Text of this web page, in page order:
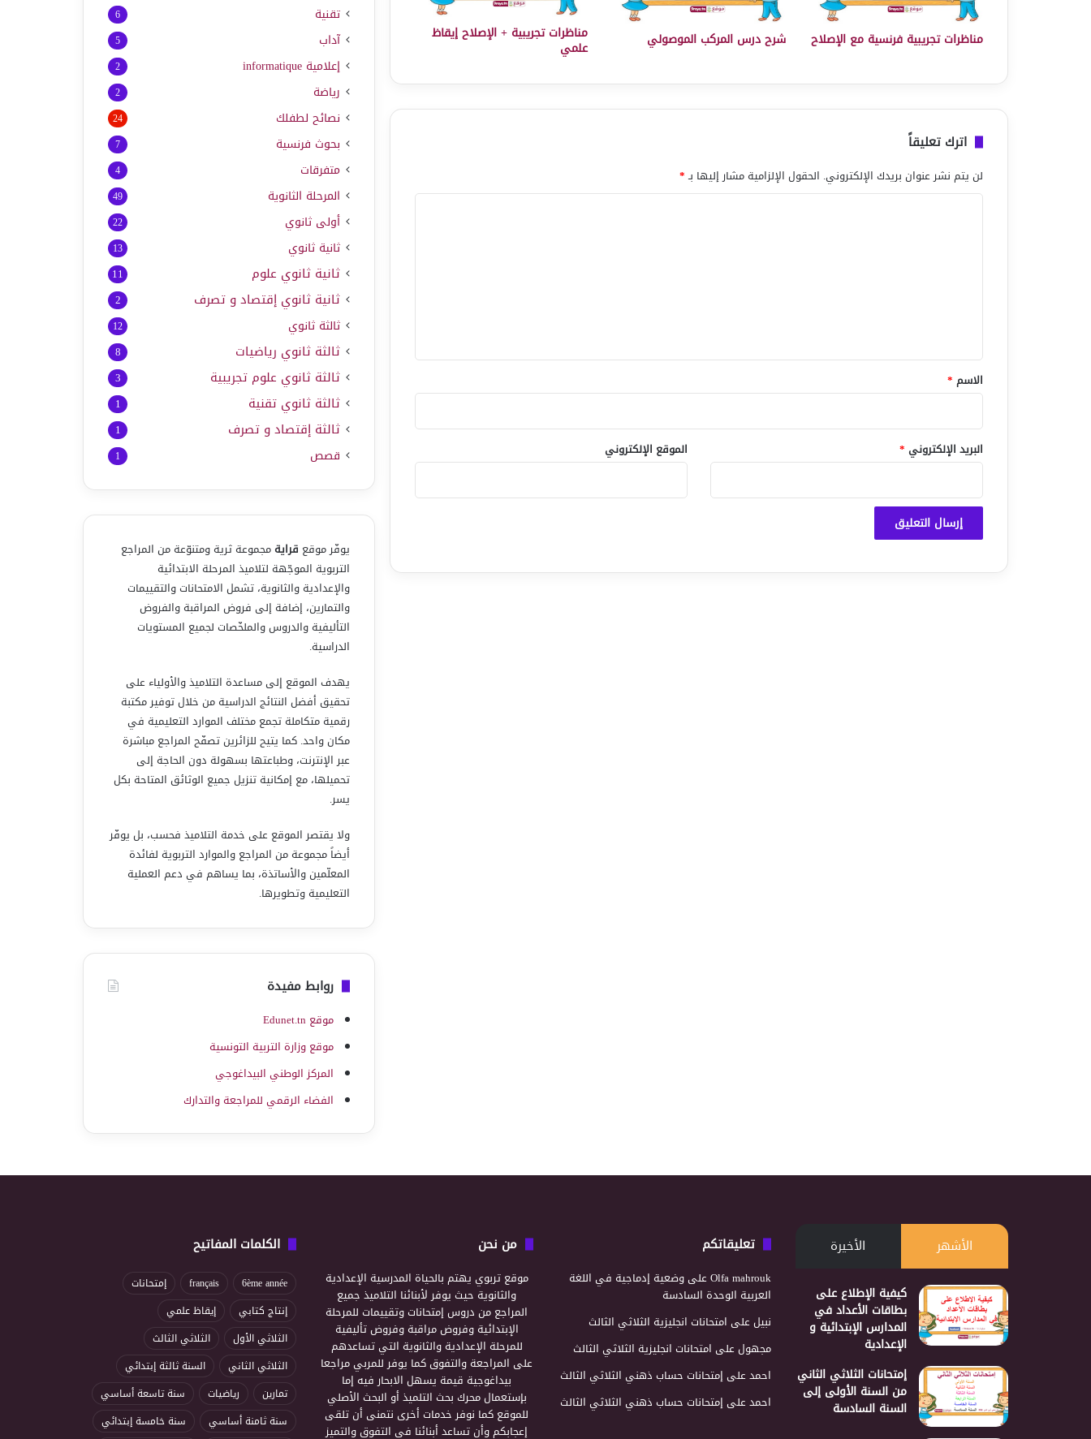
مناظرات تجريبية فرنسية مع الإصلاح شرح درس المركب الموصولي مناظرات تجريبية + الإصلاح إيقاظ
علمي
اترك تعليقاً
لن يتم نشر عنوان بريدك الإلكتروني. الحقول الإلزامية مشار إليها بـ*
*
الاسم *
البريد الإلكتروني * الموقع الإلكتروني
تقنية 6
آداب 5
إعلامية informatique
2
رياضة 2
نصائح لطفلك 24
بحوث فرنسية 7
متفرقات 4
المرحلة الثانوية 49
أولى ثانوي 22
ثانية ثانوي 13
ثانية ثانوي علوم 11
ثانية ثانوي إقتصاد و تصرف 2
ثالثة ثانوي 12
ثالثة ثانوي رياضيات 8
ثالثة ثانوي علوم تجريبية 3
ثالثة ثانوي تقنية 1
ثالثة إقتصاد و تصرف 1
قصص 1
يوفّر موقع قرايةمجموعة ثرية ومتنوّعة من المراجع
التربوية الموجّهة لتلاميذ المرحلة الابتدائية
والإعدادية والثانوية، تشمل الامتحانات والتقييمات
والتمارين، إضافة إلى فروض المراقبة والفروض
التأليفية والدروس والملخّصات لجميع المستويات
الدراسية.
يهدف الموقع إلى مساعدة التلاميذ والأولياء على
تحقيق أفضل النتائج الدراسية من خلال توفير مكتبة
رقمية متكاملة تجمع مختلف الموارد التعليمية في
مكان واحد. كما يتيح للزائرين تصفّح المراجع مباشرة
عبر الإنترنت، وطباعتها بسهولة دون الحاجة إلى
تحميلها، مع إمكانية تنزيل جميع الوثائق المتاحة بكل
يسر.
ولا يقتصر الموقع على خدمة التلاميذ فحسب، بل يوفّر
أيضاً مجموعة من المراجع والموارد التربوية لفائدة
المعلّمين والأساتذة، بما يساهم في دعم العملية
التعليمية وتطويرها.
روابط مفيدة
موقع Edunet.tn
موقع وزارة التربية التونسية
المركز الوطني البيداغوجي
الفضاء الرقمي للمراجعة والتدارك
الأشهر الأخيرة
كيفية الإطلاع على
بطاقات الأعداد في
المدارس الإبتدائية و
الإعدادية
إمتحانات الثلاثي الثاني
من السنة الأولى إلى
السنة السادسة
تعليقاتكم
Olfa mahroukعلىوضعية إدماجية في اللغة
العربية الوحدة السادسة
نبيلعلى امتحانات انجليزية الثلاثي الثالث
مجهولعلى امتحانات انجليزية الثلاثي الثالث
احمدعلى إمتحانات حساب ذهني الثلاثي الثالث
احمدعلى إمتحانات حساب ذهني الثلاثي الثالث
من نحن
موقع تربوي يهتم بالحياة المدرسية الإعدادية
والثانوية حيث يوفر لأبنائنا التلاميذ جميع
المراجع من دروس إمتحانات وتقييمات للمرحلة
الإبتدائية وفروض مراقبة وفروض تأليفية
للمرحلة الإعدادية والثانوية التي تساعدهم
على المراجعة والتفوق كما يوفر للمربي مراجعا
بيداغوجية قيمة يسهل الابحار فيه إما
بإستعمال محرك بحث التلميذ أو البحث الأصلي
للموقع كما نوفر خدمات أخرى نتمنى أن تلقى
إعجابكم وأن تساعد أبنائنا في التفوق والتميز
الكلمات المفاتيح
6ème année
français
إمتحانات
إنتاج كتابي
إيقاظ علمي
الثلاثي الأول
الثلاثي الثالث
الثلاثي الثاني
السنة ثالثة إبتدائي
تمارين
رياضيات
سنة تاسعة أساسي
سنة ثامنة أساسي
سنة خامسة إبتدائي